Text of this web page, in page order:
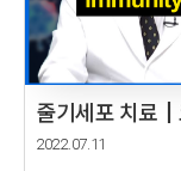
줄기세포 치료┃
In the era of
2022.07.11